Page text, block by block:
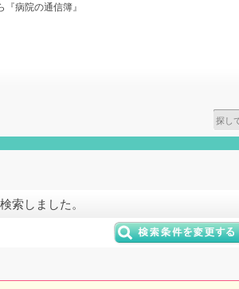
病院の通信簿』
索しました。